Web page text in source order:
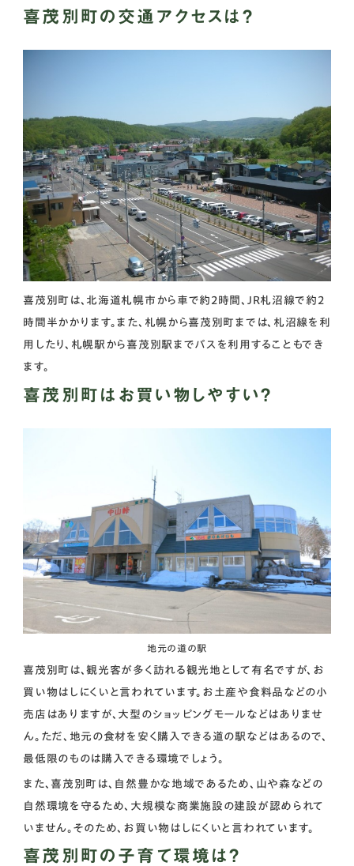
喜茂別町の交通アクセスは？
喜茂別町は、北海道札幌市から車で約2時間、JR札沼線で約2
時間半かかります。また、札幌から喜茂別町までは、札沼線を利
用したり、札幌駅から喜茂別駅までバスを利用することもでき
ます。
喜茂別町はお買い物しやすい？
地元の道の駅
喜茂別町は、観光客が多く訪れる観光地として有名ですが、お
買い物はしにくいと言われています。お土産や食料品などの小
売店はありますが、大型のショッピングモールなどはありませ
ん。ただ、地元の食材を安く購入できる道の駅などはあるので、
最低限のものは購入できる環境でしょう。
また、喜茂別町は、自然豊かな地域であるため、山や森などの
自然環境を守るため、大規模な商業施設の建設が認められて
いません。そのため、お買い物はしにくいと言われています。
喜茂別町の子育て環境は？